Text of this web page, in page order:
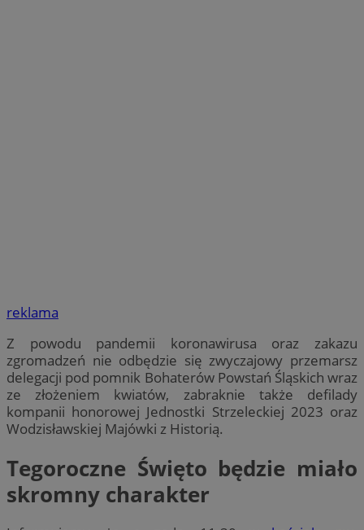
reklama
Z powodu pandemii koronawirusa oraz zakazu
zgromadzeń nie odbędzie się zwyczajowy przemarsz
delegacji pod pomnik Bohaterów Powstań Śląskich wraz
ze złożeniem kwiatów, zabraknie także defilady
kompanii honorowej Jednostki Strzeleckiej 2023 oraz
Wodzisławskiej Majówki z Historią.
Tegoroczne Święto będzie miało
skromny charakter